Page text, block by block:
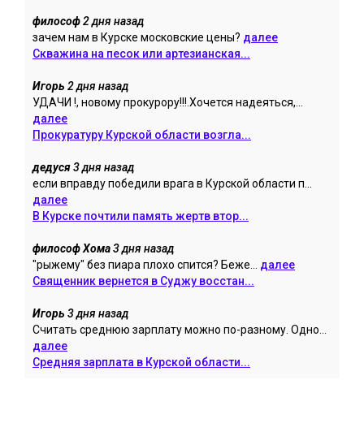
философ2 дня назад
зачем нам в Курске московские цены? далее
Скважина на песок или артезианская...
Игорь 2 дня назад
УДАЧИ !, новому прокурору!!!.Хочется надеяться,...
далее
Прокуратуру Курской области возгла...
дедуся3 дня назад
если вправду победили врага в Курской области п...
далее
В Курске почтили память жертв втор...
философ Хома3 дня назад
"рыжему" без пиара плохо спится? Беже... далее
Священник вернется в Суджу восстан...
Игорь 3 дня назад
Считать среднюю зарплату можно по-разному. Одно...
далее
Средняя зарплата в Курской области...